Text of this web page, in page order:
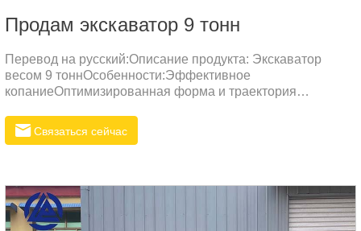
Продам экскаватор 9 тонн
Перевод на русский:Описание продукта: Экскаватор
весом 9 тоннОсобенности:Эффективное
копаниеОптимизированная форма и траектория
сопротивление при копке, повышая мощность и
эффективность работы.Износостойкость и
износостойкость ковша и длительный срок службы.
Связаться сейчас